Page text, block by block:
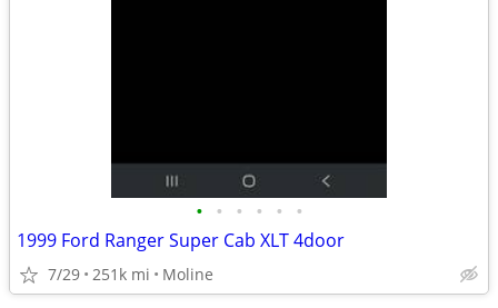
• • • • • •
1999 Ford Ranger Super Cab XLT 4door
7/29 251k mi Moline